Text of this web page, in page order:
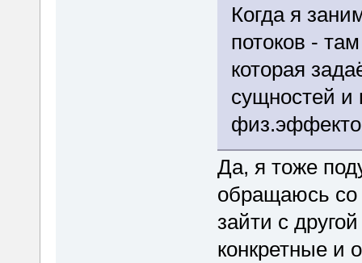
Когда я
потоков -
которая
сущностей
Да, я тоже
обращаюсь со
зайти с
конкретные и